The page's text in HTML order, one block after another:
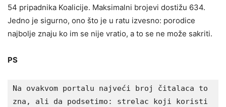
54 pripadnika Koalicije. Maksimalni brojevi dostižu 634.
Jedno je sigurno, ono što je u ratu izvesno: porodice
najbolje znaju ko im se nije vratio, a to se ne može sakriti.
PS
Na ovakvom portalu najveći broj čitalaca to
zna, ali da podsetimo: strelac koji koristi